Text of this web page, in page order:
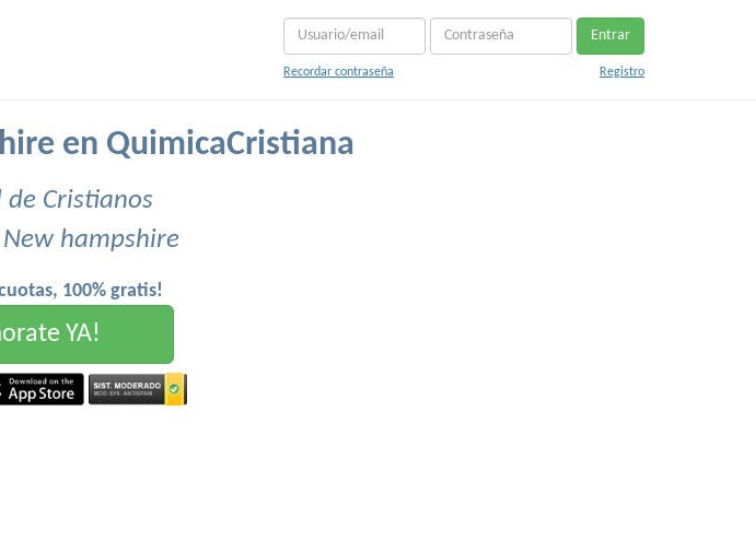
Entrar
Recordar contraseña Registro
en QuimicaCristiana
de Cristianos
hampshire
100% gratis!
YA!